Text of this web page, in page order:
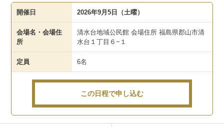
開催日 2026年9月5日（土曜）
会場名・会場住
所
清水台地域公民館 会場住所 福島県郡山市清
水台１丁目６−１
定員 6名
この日程で申し込む